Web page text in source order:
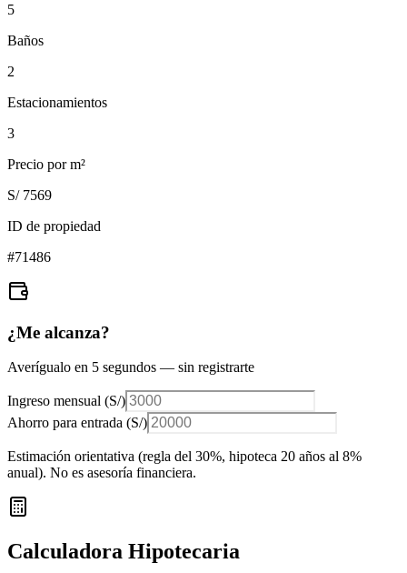
5
Baños
2
Estacionamientos
3
Precio por m²
S/ 7569
ID de propiedad
#71486
¿Me alcanza?
Averígualo en 5 segundos — sin registrarte
Ingreso mensual (S/)
Ahorro para entrada (S/)
Estimación orientativa (regla del 30%, hipoteca 20 años al 8%
anual). No es asesoría financiera.
Calculadora Hipotecaria